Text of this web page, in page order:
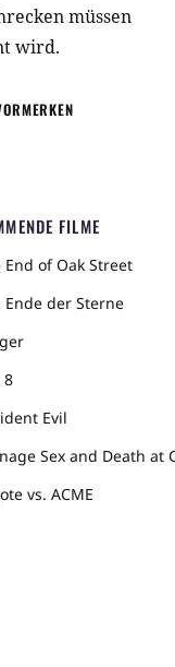
müssen
wird.
FILME
End of Oak Street
Ende der Sterne
8
Evil
vs. ACME